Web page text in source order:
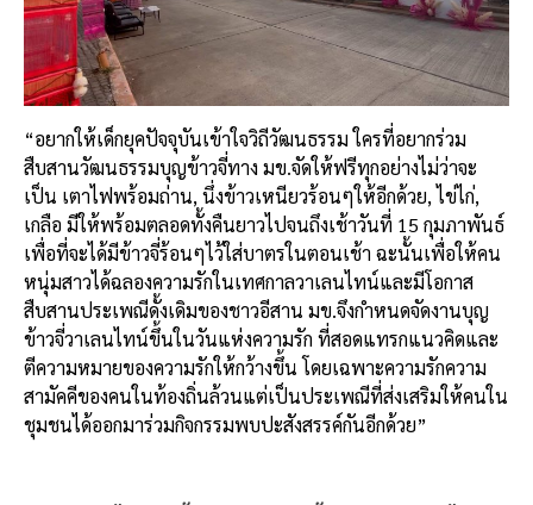
“อยากให้เด็กยุคปัจจุบันเข้าใจวิถีวัฒนธรรม ใครที่อยากร่วม
สืบสานวัฒนธรรมบุญข้าวจี่ทาง มข.จัดให้ฟรีทุกอย่างไม่ว่าจะ
เป็น เตาไฟพร้อมถ่าน, นึ่งข้าวเหนียวร้อนๆให้อีกด้วย, ไข่ไก่,
เกลือ มีให้พร้อมตลอดทั้งคืนยาวไปจนถึงเช้าวันที่ 15 กุมภาพันธ์
เพื่อที่จะได้มีข้าวจี่ร้อนๆไว้ใส่บาตรในตอนเช้า ฉะนั้นเพื่อให้คน
หนุ่มสาวได้ฉลองความรักในเทศกาลวาเลนไทน์และมีโอกาส
สืบสานประเพณีดั้งเดิมของชาวอีสาน มข.จึงกำหนดจัดงานบุญ
ข้าวจี่วาเลนไทน์ขึ้นในวันแห่งความรัก ที่สอดแทรกแนวคิดและ
ตีความหมายของความรักให้กว้างขึ้น โดยเฉพาะความรักความ
สามัคคีของคนในท้องถิ่นล้วนแต่เป็นประเพณีที่ส่งเสริมให้คนใน
ชุมชนได้ออกมาร่วมกิจกรรมพบปะสังสรรค์กันอีกด้วย”